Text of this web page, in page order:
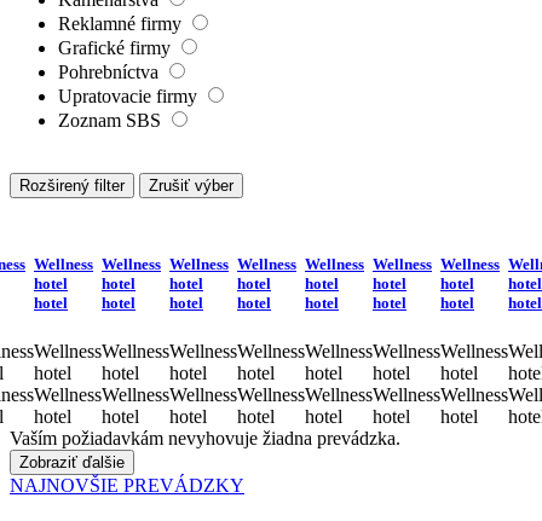
Reklamné firmy
Grafické firmy
Pohrebníctva
Upratovacie firmy
Zoznam SBS
Rozširený filter Zrušiť výber
Wellness
hotel
hotel
Wellness
hotel
Wellness
hotel
Wellness
hotel
hotel
Wellness
hotel
Wellness
hotel
Wellness
hotel
hotel
Wellness
hotel
Wellness
hotel
Wellness
hotel
hotel
Wellness
hotel
Wellness
hotel
Wellness
hotel
hotel
Wellness
hotel
Wellness
hotel
Wellness
hotel
hotel
Wellness
hotel
Wellness
hotel
Wellness
hotel
hotel
Wellness
hotel
Wellness
hotel
hotel
hotel
Vaším požiadavkám nevyhovuje žiadna prevádzka.
Zobraziť ďalšie
NAJNOVŠIE PREVÁDZKY